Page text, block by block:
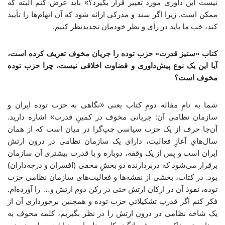
نیست این داوری مورد تغییر قرار بگیرد؟» باید عرض کنم البته که
ممکن است. زیرا اگر سند و مدرکی ارائه شود که آن اتهام‌ها را تأیید
کند، خب ما باید در رأی و نظر خودمان تجدیدنظر کنیم.
کتاب «ستیز قدرت» حزب توده را جریان مخوف تعریف کرده است،
آیا این یک نوع پیش‌داوری و قضاوت اخلاقی نیست، چرا حزب توده
مخوف است؟
شما به نامِ مقاله دومِ کتاب یعنی «نگاهی به حزب توده ایران و
سازمان نظامی آن: جریانی مخوف در کمینِ قدرت» اشاره دارید.
آن‌جا حرف از یک حزب سیاسی چپ‌گرا در میان است که از همان
سال‌هایِ آغازِ فعالیت، دارای یک سازمان نظامی در درون ارتش
ایران است و پس از یک وقفه، دوباره و با قدرت بیشتری آن سازمان
برقرار می‌شود که دربردارنده دو بخشِ مخفی (افسران و درجه‌داران)
بود. در کتاب، بخشی از نقشه‌ها و فعالیت‌های سازمان نظامی حزب
توده، نفوذ آن در ارکان ارتش حتی در رکن دوم ارتش و… را آورده‌ام.
فکر کنم اگر قدرتِ تشکیلاتیِ حزب توده و همچنین برخورداری آن از
یک شاخه نظامی در درون ارتش را در نظر بگیریم، کلمه مخوف به